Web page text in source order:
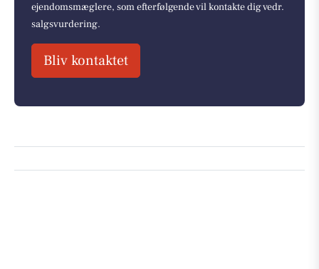
ejendomsmæglere, som efterfølgende vil kontakte dig vedr.
salgsvurdering.
Bliv kontaktet